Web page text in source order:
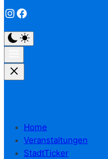
Instagram
Facebook
Home
Veranstaltungen
StadtTicker